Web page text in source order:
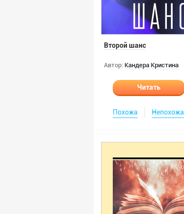
Второй шанс
Автор: Кандера Кристина
Читать
Похожа Непохожа